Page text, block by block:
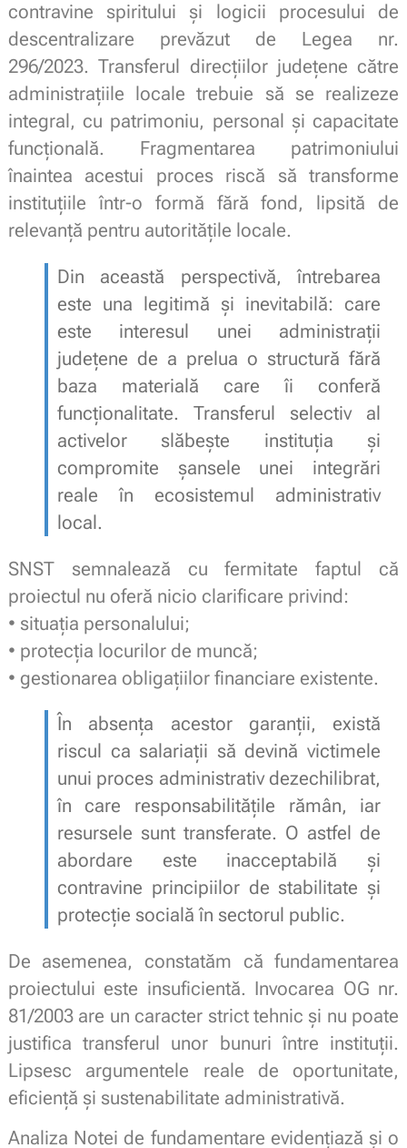
contravine spiritului și logicii procesului de
descentralizare prevăzut de Legea nr.
296/2023. Transferul direcțiilor județene către
administrațiile locale trebuie să se realizeze
integral, cu patrimoniu, personal și capacitate
funcțională. Fragmentarea patrimoniului
înaintea acestui proces riscă să transforme
instituțiile într-o formă fără fond, lipsită de
relevanță pentru autoritățile locale.
Din această perspectivă, întrebarea
este una legitimă și inevitabilă: care
este interesul unei administrații
județene de a prelua o structură fără
baza materială care îi conferă
funcționalitate. Transferul selectiv al
activelor slăbește instituția și
compromite șansele unei integrări
reale în ecosistemul administrativ
local.
SNST semnalează cu fermitate faptul că
proiectul nu oferă nicio clarificare privind:
• situația personalului;
• protecția locurilor de muncă;
• gestionarea obligațiilor financiare existente.
În absența acestor garanții, există
riscul ca salariații să devină victimele
unui proces administrativ dezechilibrat,
în care responsabilitățile rămân, iar
resursele sunt transferate. O astfel de
abordare este inacceptabilă și
contravine principiilor de stabilitate și
protecție socială în sectorul public.
De asemenea, constatăm că fundamentarea
proiectului este insuficientă. Invocarea OG nr.
81/2003 are un caracter strict tehnic și nu poate
justifica transferul unor bunuri între instituții.
Lipsesc argumentele reale de oportunitate,
eficiență și sustenabilitate administrativă.
Analiza Notei de fundamentare evidențiază şi o